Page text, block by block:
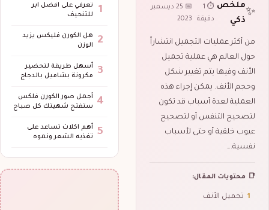
✨
ملخص
ذكي
⏱ 1
دقيقة
📅 25 ديسمبر
2023
من أكثر عمليات التجميل انتشاراً
حول العالم هي عملية تجميل
الأنف وفيها يتم تغيير شكل
وحجم الأنف. يمكن إجراء هذه
العملية لعدة أسباب قد تكون
لتصحيح التنفس أو لتصحيح
عيوب خلقية أو حتى لأسباب
نفسية.…
📑 محتويات المقال:
1 تجميل الأنف
1
تعرفي على افضل ابر
للتنحيف
2
هل الكورن فليكس يزيد
الوزن
3
أسهل طريقة لتحضير
مكرونة بشاميل بالدجاج
4
أجمل صور الكورن فلكس
ستفتح شهيتك كل صباح
5
أهم اكلات تساعد على
تغذيه الشعر ونموه